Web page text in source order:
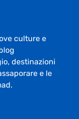
culture e
destinazioni
e le